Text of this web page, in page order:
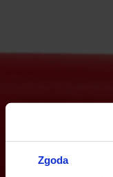
Zgoda
Are you